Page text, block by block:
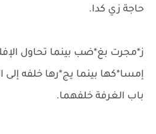
حاجة زي كدا.
ز*مجرت بغ*ضب بينما تحاول
إمسا*كها بينما يج*رها خلفه إلى
باب الغرفة خلفهما.